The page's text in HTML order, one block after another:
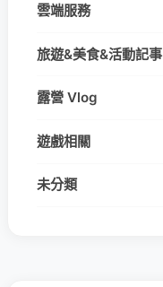
雲端服務
旅遊&美食&活動記事
露營 Vlog
遊戲相關
未分類